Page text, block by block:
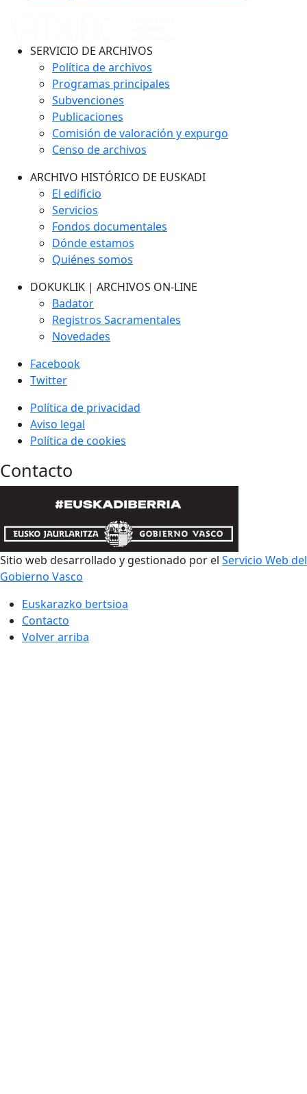
SERVICIO DE ARCHIVOS
Política de archivos
Programas principales
Subvenciones
Publicaciones
Comisión de valoración y expurgo
Censo de archivos
ARCHIVO HISTÓRICO DE EUSKADI
El edificio
Servicios
Fondos documentales
Dónde estamos
Quiénes somos
DOKUKLIK | ARCHIVOS ON-LINE
Badator
Registros Sacramentales
Novedades
Facebook
Twitter
Política de privacidad
Aviso legal
Política de cookies
Contacto
Sitio web desarrollado y gestionado por el Servicio Web del
Gobierno Vasco
Euskarazko bertsioa
Contacto
Volver arriba